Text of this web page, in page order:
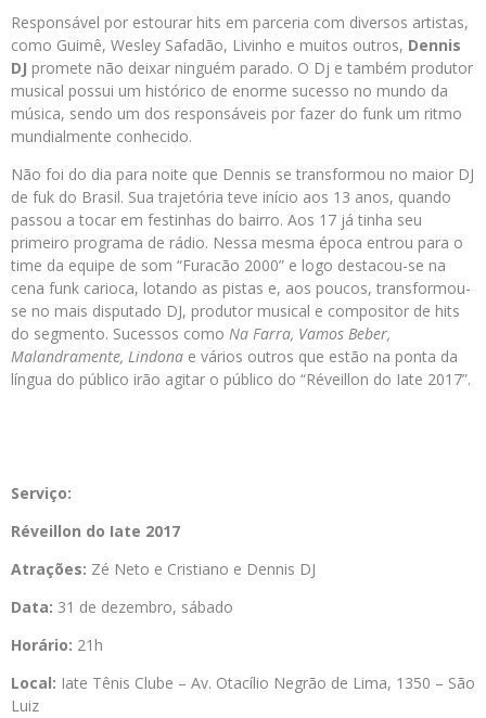
Responsável por estourar hits em parceria com diversos artistas,
como Guimê, Wesley Safadão, Livinho e muitos outros, Dennis
DJ promete não deixar ninguém parado. O Dj e também produtor
musical possui um histórico de enorme sucesso no mundo da
música, sendo um dos responsáveis por fazer do funk um ritmo
mundialmente conhecido.
Não foi do dia para noite que Dennis se transformou no maior DJ
de fuk do Brasil. Sua trajetória teve início aos 13 anos, quando
passou a tocar em festinhas do bairro. Aos 17 já tinha seu
primeiro programa de rádio. Nessa mesma época entrou para o
time da equipe de som “Furacão 2000” e logo destacou-se na
cena funk carioca, lotando as pistas e, aos poucos, transformou-
se no mais disputado DJ, produtor musical e compositor de hits
do segmento. Sucessos como Na Farra, Vamos Beber,
Malandramente, Lindona e vários outros que estão na ponta da
língua do público irão agitar o público do “Réveillon do Iate 2017”.
Serviço:
Réveillon do Iate 2017
Atrações: Zé Neto e Cristiano e Dennis DJ
Data: 31 de dezembro, sábado
Horário: 21h
Local: Iate Tênis Clube – Av. Otacílio Negrão de Lima, 1350 – São
Luiz